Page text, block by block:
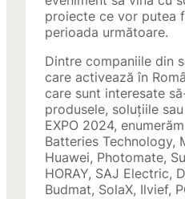
proiecte ce vor putea
perioada următoare.
Dintre companiile din
care activează în
care sunt interesate
produsele, soluțiile
EXPO 2024,
Batteries Technology,
Huawei, Photomate,
HORAY, SAJ Electric,
Budmat, SolaX, Ilvief,